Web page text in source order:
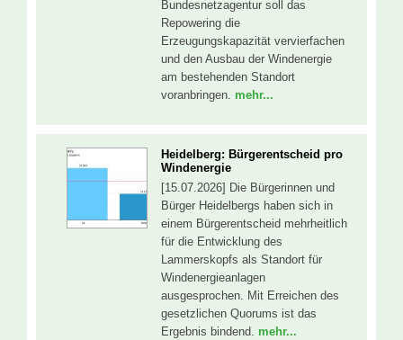
Bundesnetzagentur soll das
Repowering die
Erzeugungskapazität vervierfachen
und den Ausbau der Windenergie
am bestehenden Standort
voranbringen. mehr...
Heidelberg: Bürgerentscheid pro
Windenergie
[15.07.2026] Die Bürgerinnen und
Bürger Heidelbergs haben sich in
einem Bürgerentscheid mehrheitlich
für die Entwicklung des
Lammerskopfs als Standort für
Windenergieanlagen
ausgesprochen. Mit Erreichen des
gesetzlichen Quorums ist das
Ergebnis bindend. mehr...